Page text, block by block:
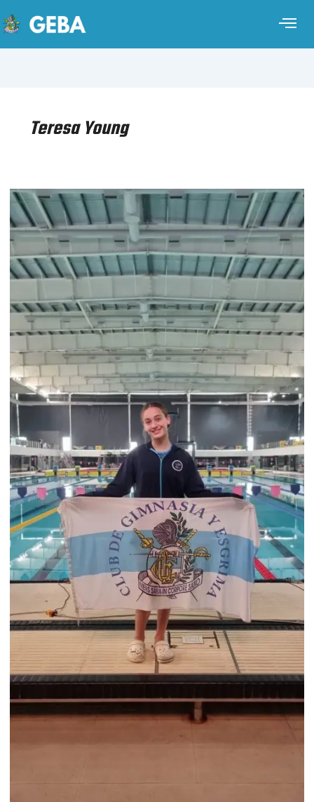
Teresa Young
NATACIÓN
CAMPEONATO
SUDAMERICANO
ESCOLAR
–
ASUNCIÓN
2025